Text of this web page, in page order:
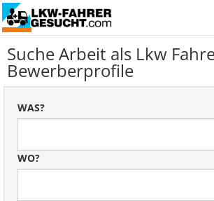
Suche Arbeit als Lkw
Bewerberprofile
WAS?
WO?